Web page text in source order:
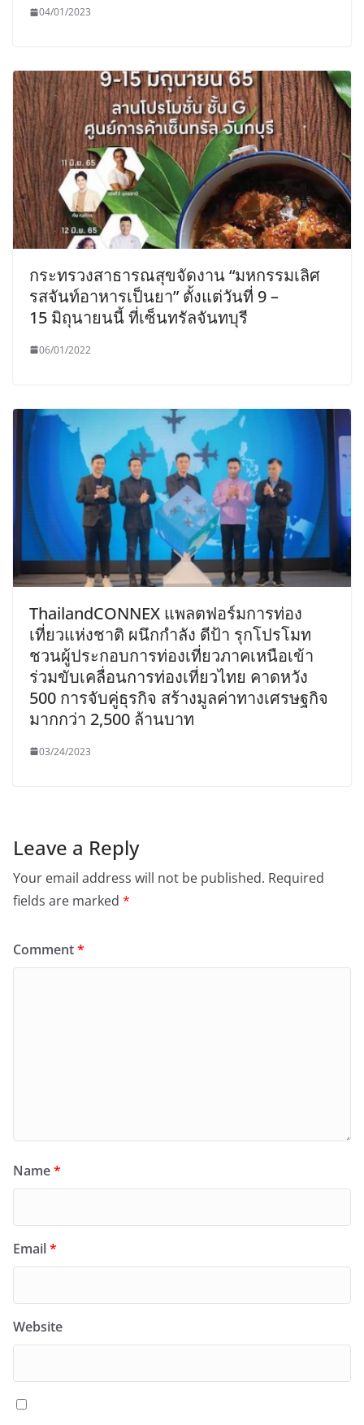
04/01/2023
กระทรวงสาธารณสุขจัดงาน “มหกรรมเลิศ
รสจันท์อาหารเป็นยา” ตั้งแต่วันที่ 9 –
15 มิถุนายนนี้ ที่เซ็นทรัลจันทบุรี
06/01/2022
ThailandCONNEX แพลตฟอร์มการท่อง
เที่ยวแห่งชาติ ผนึกกำลัง ดีป้า รุกโปรโมท
ชวนผู้ประกอบการท่องเที่ยวภาคเหนือเข้า
ร่วมขับเคลื่อนการท่องเที่ยวไทย คาดหวัง
500 การจับคู่ธุรกิจ สร้างมูลค่าทางเศรษฐกิจ
มากกว่า 2,500 ล้านบาท
03/24/2023
Leave a Reply
Your email address will not be published. Required
fields are marked *
Comment*
Name*
Email*
Website